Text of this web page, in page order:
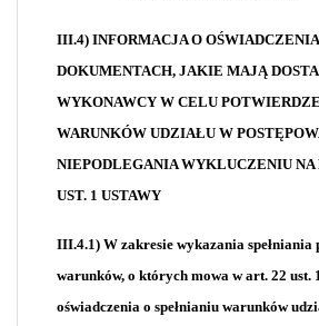
III.4) INFORMACJA O
DOKUMENTACH, JAKIE MAJĄ
WYKONAWCY W CELU
WARUNKÓW UDZIAŁU W
NIEPODLEGANIA WYKLUCZENIU NA
UST. 1 USTAWY
III.4.1) W zakresie wykazania spełniania
warunków, o których mowa w art. 22 ust.
oświadczenia o spełnianiu warunków